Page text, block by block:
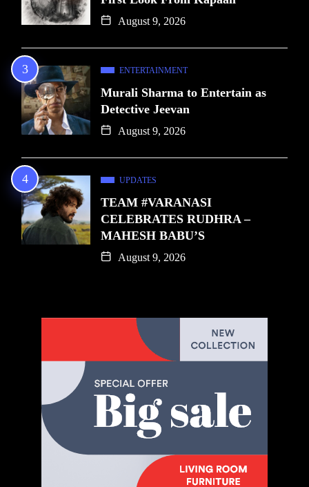
August 9, 2026
ENTERTAINMENT
Murali Sharma to Entertain as
Detective Jeevan
August 9, 2026
UPDATES
TEAM #VARANASI
CELEBRATES RUDHRA –
MAHESH BABU’S
August 9, 2026